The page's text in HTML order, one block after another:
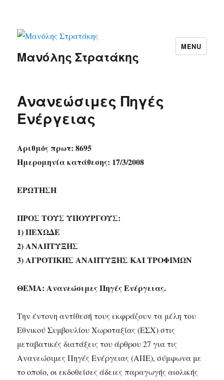
Μανόλης Στρατάκης
MENU
Ανανεώσιμες Πηγές
Ενέργειας
Αριθμός πρωτ: 8695
Ημερομηνία κατάθεσης: 17/3/2008
ΕΡΩΤΗΣΗ
ΠΡΟΣ ΤΟΥΣ ΥΠΟΥΡΓΟΥΣ:
1) ΠΕΧΩΔΕ
2) ΑΝΑΠΤΥΞΗΣ
3) ΑΓΡΟΤΙΚΗΣ ΑΝΑΠΤΥΞΗΣ ΚΑΙ ΤΡΟΦΙΜΩΝ
ΘΕΜΑ: Ανανεώσιμες Πηγές Ενέργειας.
Την έντονη αντίθεσή τους εκφράζουν τα μέλη του
Εθνικού Συμβουλίου Χωροταξίας (ΕΣΧ) στις
μεταβατικές διατάξεις του άρθρου 27 για τις
Ανανεώσιμες Πηγές Ενέργειας (ΑΠΕ), σύμφωνα με
το οποίο, οι εκδοθείσες άδειες παραγωγής αιολικής